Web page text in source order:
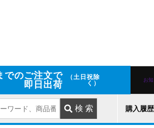
でのご注文で
即日出荷
（土日祝除
く）
お
購入履歴